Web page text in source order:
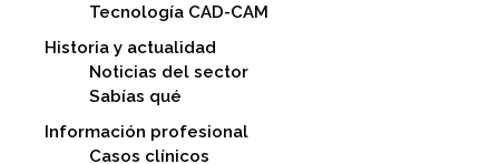
Tecnología CAD-CAM
Historia y actualidad
Noticias del sector
Sabías qué
Información profesional
Casos clínicos